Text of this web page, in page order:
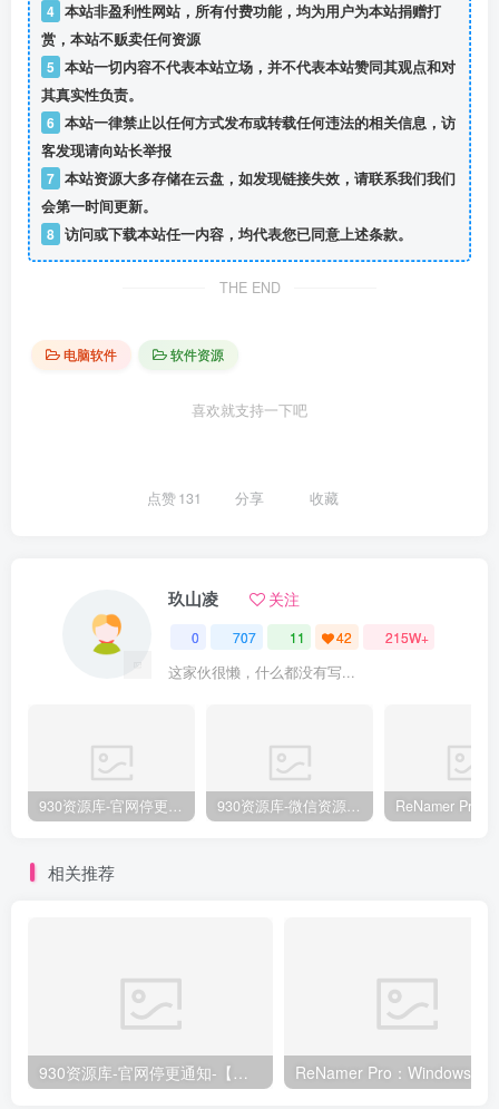
4 本站非盈利性网站，所有付费功能，均为用户为本站捐赠打
赏，本站不贩卖任何资源
5 本站一切内容不代表本站立场，并不代表本站赞同其观点和对
其真实性负责。
6 本站一律禁止以任何方式发布或转载任何违法的相关信息，访
客发现请向站长举报
7 本站资源大多存储在云盘，如发现链接失效，请联系我们我们
会第一时间更新。
8 访问或下载本站任一内容，均代表您已同意上述条款。
THE END
电脑软件 软件资源
喜欢就支持一下吧
点赞131 分享 收藏
玖山凌 关注
0 707 11 42 215W+
这家伙很懒，什么都没有写...
930资源库-官网停更通知-【换在线文档更新-每日更新】 930资源库-微信资源12群【限时免费】开放入群中！！！
相关推荐
930资源库-官网停更通知-【换在线文档更新-每日更新】